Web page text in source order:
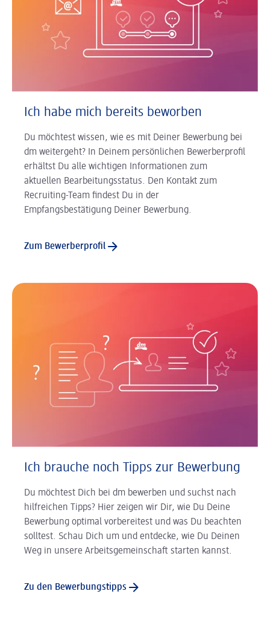
Ich habe mich bereits beworben
Du möchtest wissen, wie es mit Deiner Bewerbung bei
dm weitergeht? In Deinem persönlichen Bewerberprofil
erhältst Du alle wichtigen Informationen zum
aktuellen Bearbeitungsstatus. Den Kontakt zum
Recruiting-Team findest Du in der
Empfangsbestätigung Deiner Bewerbung.
Zum Bewerberprofil
Ich brauche noch Tipps zur Bewerbung
Du möchtest Dich bei dm bewerben und suchst nach
hilfreichen Tipps? Hier zeigen wir Dir, wie Du Deine
Bewerbung optimal vorbereitest und was Du beachten
solltest. Schau Dich um und entdecke, wie Du Deinen
Weg in unsere Arbeitsgemeinschaft starten kannst.
Zu den Bewerbungstipps